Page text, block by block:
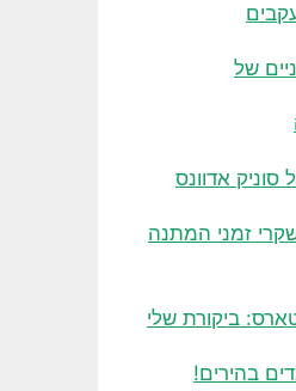
של
סוניק אדוונס
זמני המתנה
ביקורת שלי
בהירים!